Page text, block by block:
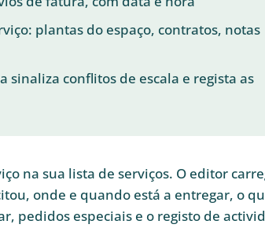
plantas do espaço, contratos, notas
sinaliza conflitos de escala e regista as
na sua lista de serviços. O editor
onde e quando está a entregar, o
pedidos especiais e o registo de